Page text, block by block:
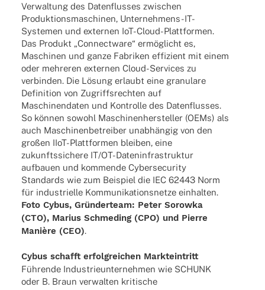
Verwal­tung des Daten­flus­ses zwischen
Produk­ti­ons­ma­schi­nen, Unter­­neh­­mens-IT-
Syste­­men und exter­nen IoT-Cloud-Plat­t­­for­­men.
Das Produkt „Connect­ware“ ermög­licht es,
Maschi­nen und ganze Fabri­ken effi­zi­ent mit einem
oder mehre­ren exter­nen Cloud-Services zu
verbin­den. Die Lösung erlaubt eine granu­lare
Defi­ni­tion von Zugriffs­rech­ten auf
Maschi­nen­da­ten und Kontrolle des Daten­flus­ses.
So können sowohl Maschi­nen­her­stel­ler (OEMs) als
auch Maschi­nen­be­trei­ber unab­hän­gig von den
großen IIoT-Plat­t­­for­­men blei­ben, eine
zukunfts­si­chere IT/OT-Daten­­in­fra­­struk­­tur
aufbauen und kommende Cyber­se­cu­rity
Stan­dards wie zum Beispiel die IEC 62443 Norm
für indus­tri­elle Kommu­ni­ka­ti­ons­netze einhal­ten.
Foto Cybus, Grün­der­team: Peter Sorowka
(CTO), Marius Schme­ding (CPO) und Pierre
Manière (CEO).
Cybus schafft erfolg­rei­chen Markteintritt
Führende Indus­trie­un­ter­neh­men wie SCHUNK
oder B. Braun verwal­ten kriti­sche